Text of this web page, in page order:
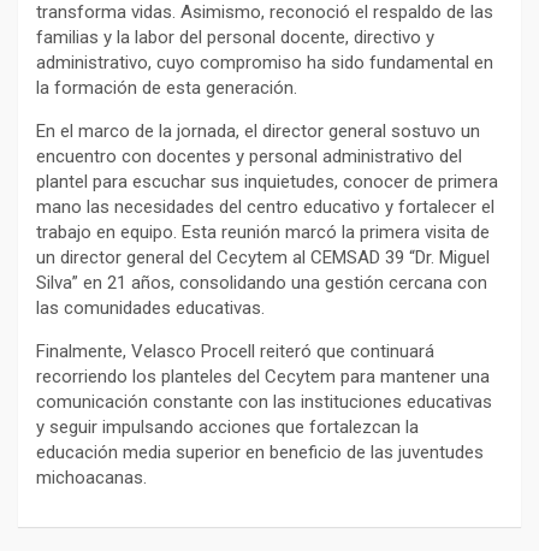
transforma vidas. Asimismo, reconoció el respaldo de las
familias y la labor del personal docente, directivo y
administrativo, cuyo compromiso ha sido fundamental en
la formación de esta generación.
En el marco de la jornada, el director general sostuvo un
encuentro con docentes y personal administrativo del
plantel para escuchar sus inquietudes, conocer de primera
mano las necesidades del centro educativo y fortalecer el
trabajo en equipo. Esta reunión marcó la primera visita de
un director general del Cecytem al CEMSAD 39 “Dr. Miguel
Silva” en 21 años, consolidando una gestión cercana con
las comunidades educativas.
Finalmente, Velasco Procell reiteró que continuará
recorriendo los planteles del Cecytem para mantener una
comunicación constante con las instituciones educativas
y seguir impulsando acciones que fortalezcan la
educación media superior en beneficio de las juventudes
michoacanas.